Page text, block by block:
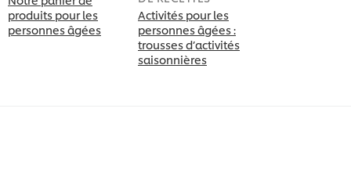
produits pour les
personnes âgées
Activités pour les
personnes âgées :
trousses d’activités
saisonnières